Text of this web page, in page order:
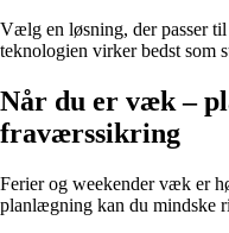
Vælg en løsning, der passer
teknologien virker bedst som
Når du er væk –
fraværssikring
Ferier og weekender væk er
planlægning kan du mindske